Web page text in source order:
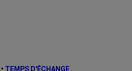
• TEMPS D'ÉCHANGE